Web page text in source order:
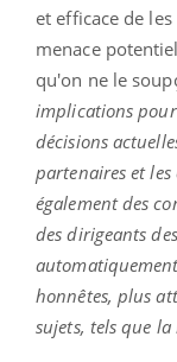
et efficace de
menace
qu'on ne le
implications pour
décisions
partenaires et les
également des
des dirigeants
honnêtes, plus
sujets, tels que